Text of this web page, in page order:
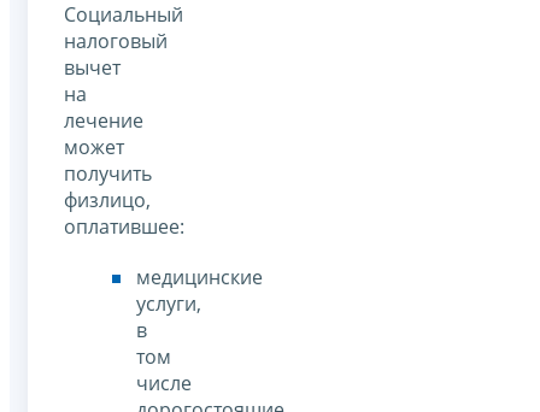
Социальный
налоговый
вычет
на
лечение
может
получить
физлицо,
оплатившее:
медицинские
услуги,
в
том
числе